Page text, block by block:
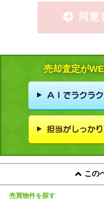
同意
売却査定が
この
売買物件を探す